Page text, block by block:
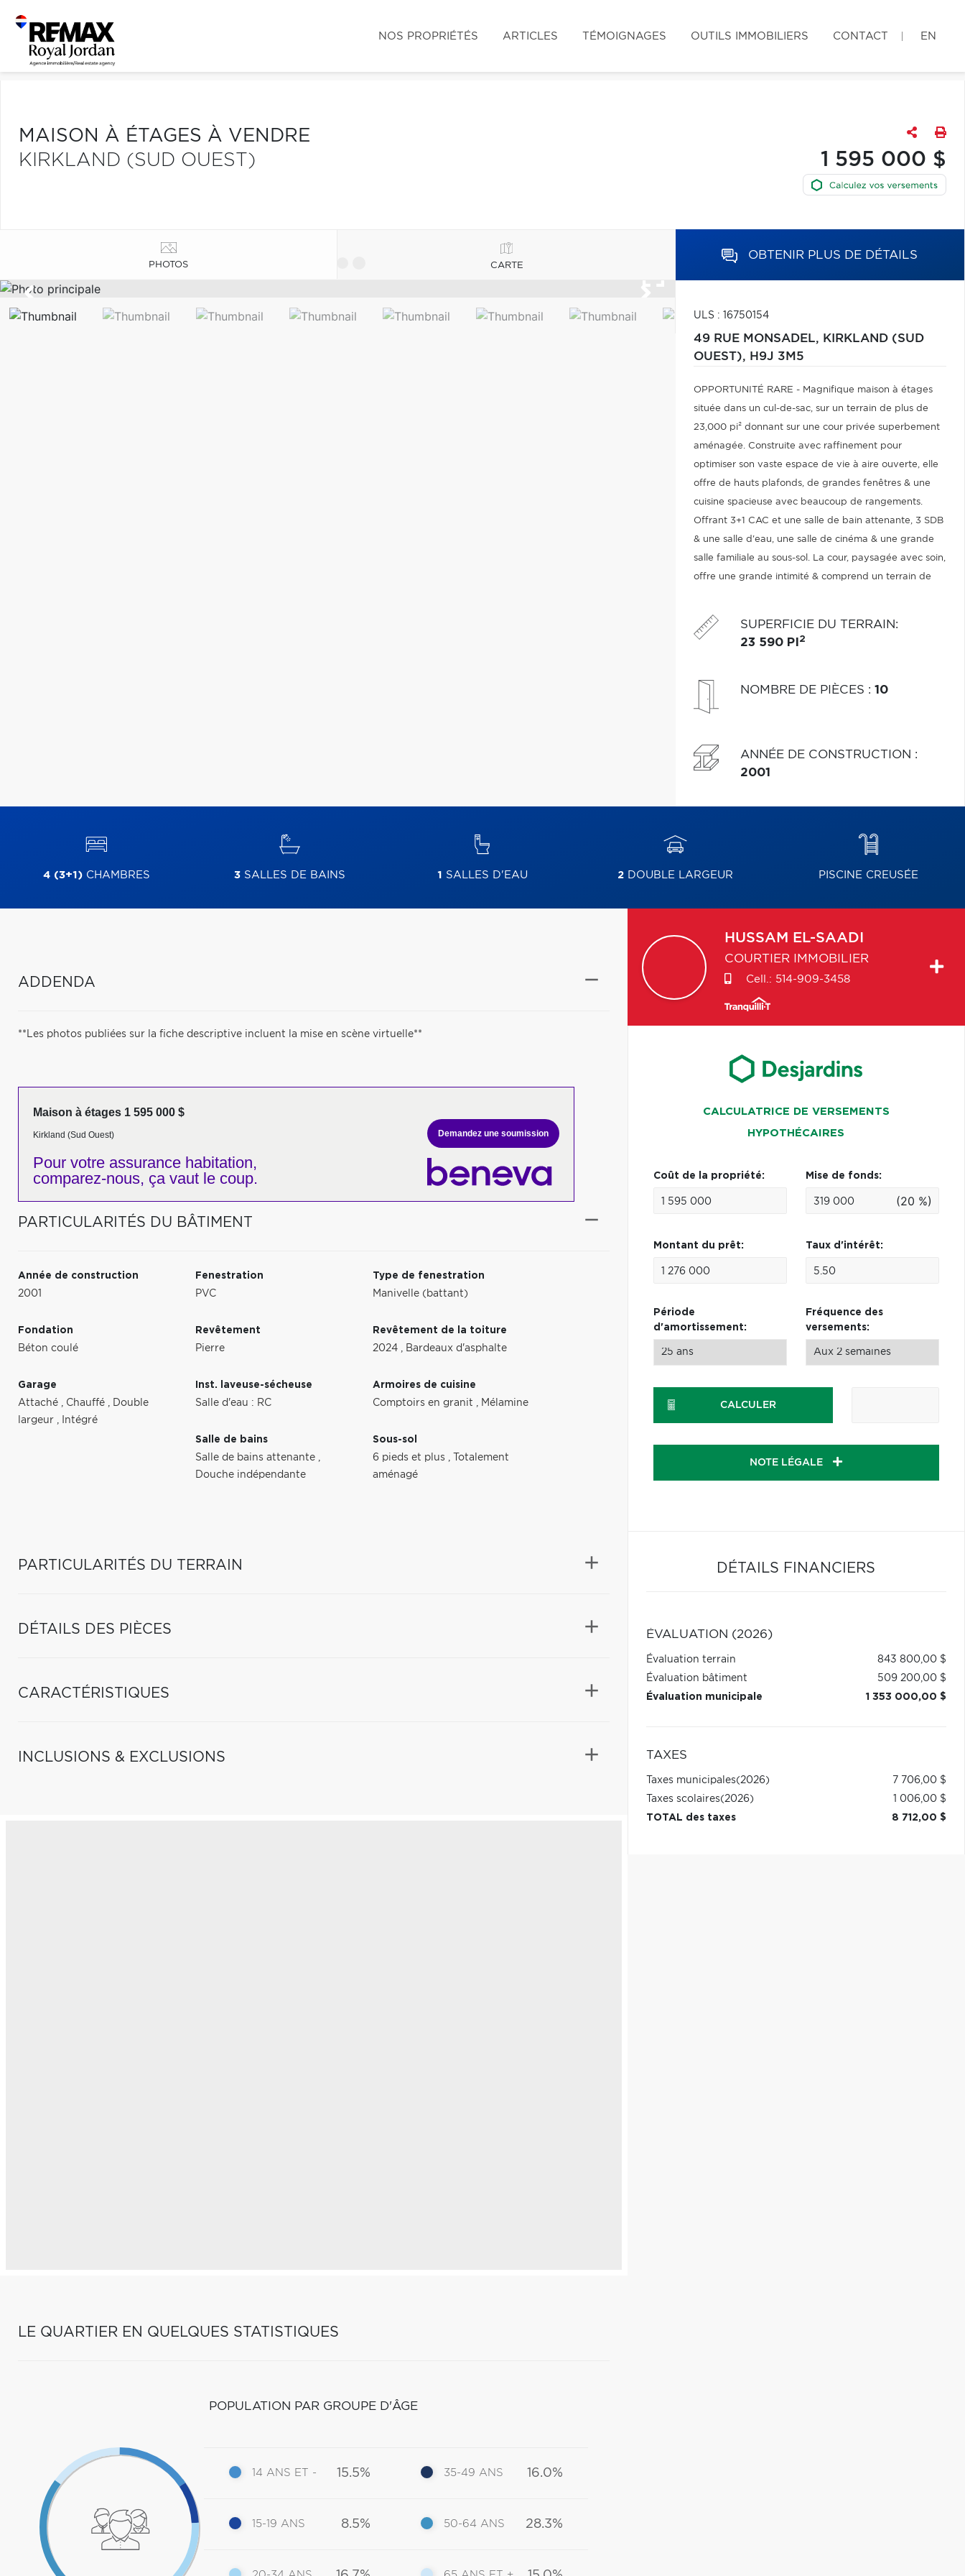
NOS PROPRIÉTÉS ARTICLES TÉMOIGNAGES OUTILS IMMOBILIERS CONTACT EN
MAISON À ÉTAGES À VENDRE
KIRKLAND (SUD OUEST)
1 595 000 $
PHOTOS CARTE
OBTENIR PLUS DE DÉTAILS
ULS : 16750154
49 RUE MONSADEL, KIRKLAND (SUD
OUEST), H9J 3M5
OPPORTUNITÉ RARE - Magnifique maison à étages
située dans un cul-de-sac, sur un terrain de plus de
23,000 pi² donnant sur une cour privée superbement
aménagée. Construite avec raffinement pour
optimiser son vaste espace de vie à aire ouverte, elle
offre de hauts plafonds, de grandes fenêtres & une
cuisine spacieuse avec beaucoup de rangements.
Offrant 3+1 CAC et une salle de bain attenante, 3 SDB
& une salle d'eau, une salle de cinéma & une grande
salle familiale au sous-sol. La cour, paysagée avec soin,
offre une grande intimité & comprend un terrain de
béton et système au sel.
SUPERFICIE DU TERRAIN:
23 590 PI 2
NOMBRE DE PIÈCES : 10
ANNÉE DE CONSTRUCTION :
2001
4 (3+1)CHAMBRES 3SALLES DE BAINS 1 SALLES D'EAU 2 DOUBLE LARGEUR PISCINE CREUSÉE
ADDENDA
**Les photos publiées sur la fiche descriptive incluent la mise en scène virtuelle**
Maison à étages 1 595 000 $
Kirkland (Sud Ouest)
Pour votre assurance habitation,
comparez-nous, ça vaut le coup.
Demandez une soumission
PARTICULARITÉS DU BÂTIMENT
Année de construction
2001
Fenestration
PVC
Type de fenestration
Manivelle (battant)
Fondation
Béton coulé
Revêtement
Pierre
Revêtement de la toiture
2024 , Bardeaux d'asphalte
Garage
Attaché , Chauffé , Double
largeur , Intégré
Inst. laveuse-sécheuse
Salle d'eau : RC
Armoires de cuisine
Comptoirs en granit , Mélamine
Salle de bains
Salle de bains attenante ,
Douche indépendante
Sous-sol
6 pieds et plus ,
Totalement
aménagé
PARTICULARITÉS DU TERRAIN
DÉTAILS DES PIÈCES
CARACTÉRISTIQUES
INCLUSIONS & EXCLUSIONS
LE QUARTIER EN QUELQUES STATISTIQUES
POPULATION PAR GROUPE D'ÂGE
14 ANS ET - 15.5%
15-19 ANS 8.5%
35-49 ANS 16.0%
50-64 ANS 28.3%
HUSSAM EL-SAADI
COURTIER IMMOBILIER
Cell.: 514-909-3458
CALCULATRICE DE VERSEMENTS
HYPOTHÉCAIRES
Coût de la propriété: Mise de fonds:
(20 %)
Montant du prêt: Taux d'intérêt:
Période
d'amortissement:
Fréquence des
versements:
CALCULER
NOTE LÉGALE
DÉTAILS FINANCIERS
ÉVALUATION (2026)
Évaluation terrain
843 800,00 $
Évaluation bâtiment
509 200,00 $
Évaluation municipale
1 353 000,00 $
TAXES
Taxes municipales(2026)
7 706,00 $
Taxes scolaires(2026)
1 006,00 $
TOTAL des taxes
8 712,00 $